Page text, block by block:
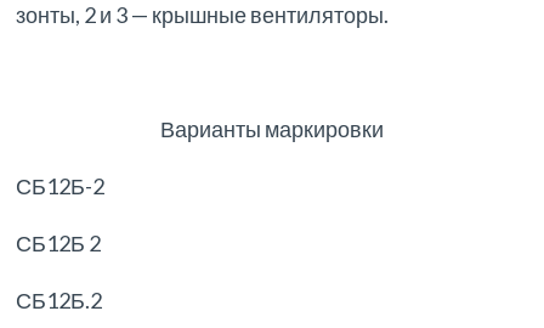
зонты, 2 и 3 — крышные вентиляторы.
Варианты маркировки
СБ12Б-2
СБ12Б 2
СБ12Б.2